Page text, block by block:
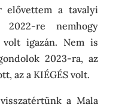
elővettem a tavalyi
2022-re nemhogy
volt igazán. Nem is
2023-ra, az
az a KIÉGÉS volt.
a Mala